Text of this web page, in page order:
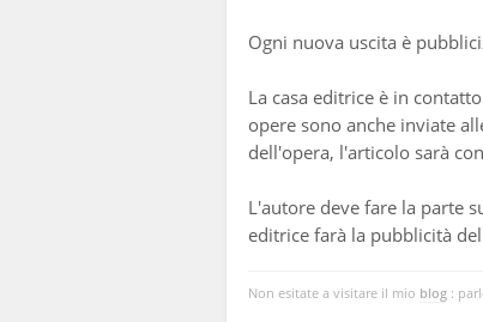
Ogni nuova uscita è
La casa editrice è in
opere sono anche inviate
dell'opera, l'articolo sarà
L'autore deve fare la parte
editrice farà la pubblicità
Non esitate a visitare il mio blog :